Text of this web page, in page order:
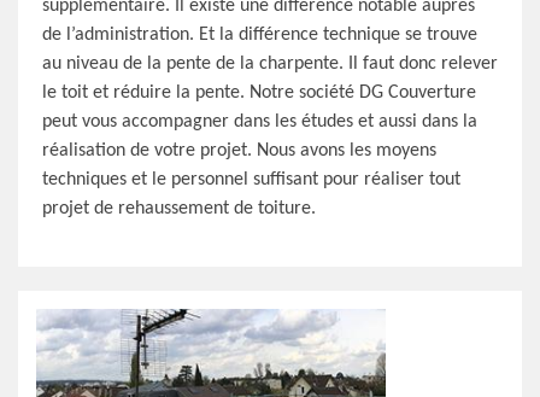
supplémentaire. Il existe une différence notable auprès
de l’administration. Et la différence technique se trouve
au niveau de la pente de la charpente. Il faut donc relever
le toit et réduire la pente. Notre société DG Couverture
peut vous accompagner dans les études et aussi dans la
réalisation de votre projet. Nous avons les moyens
techniques et le personnel suffisant pour réaliser tout
projet de rehaussement de toiture.